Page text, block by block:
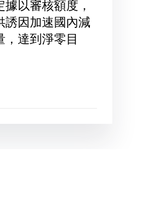
以審核額度，
誘因加速國內減
達到淨零目